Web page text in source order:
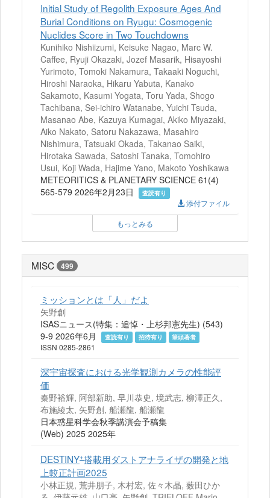
Initial Study of Regolith Exposure Ages And
Burial Conditions on Ryugu: Cosmogenic
Nuclides Score in Two Touchdowns
Kunihiko Nishiizumi, Keisuke Nagao, Marc W.
Caffee, Ryuji Okazaki, Jozef Masarik, Hisayoshi
Yurimoto, Tomoki Nakamura, Takaaki Noguchi,
Hiroshi Naraoka, Hikaru Yabuta, Kanako
Sakamoto, Kasumi Yogata, Toru Yada, Shogo
Tachibana, Sei-ichiro Watanabe, Yuichi Tsuda,
Masanao Abe, Kazuya Kumagai, Akiko Miyazaki,
Aiko Nakato, Satoru Nakazawa, Masahiro
Nishimura, Tatsuaki Okada, Takanao Saiki,
Hirotaka Sawada, Satoshi Tanaka, Tomohiro
Usui, Koji Wada, Hajime Yano, Makoto Yoshikawa
METEORITICS & PLANETARY SCIENCE 61(4)
565-579 2026年2月23日
査読有り
添付ファイル
もっとみる
MISC 499
ミッションとは「人」だよ
矢野創
ISASニュース(特集：追悼・上杉邦憲先生) (543)
9-9 2026年6月
査読有り 招待有り 筆頭著者
ISSN 0285-2861
深宇宙探査における光学観測カメラの性能評
価
秦野裕輝, 阿部新助, 早川恭史, 境武志, 柳澤正久,
布施綾太, 矢野創, 船瀬龍, 船瀬龍
日本惑星科学会秋季講演会予稿集
(Web) 2025 2025年
DESTINY+搭載用ダストアナライザの開発と地
上較正計画2025
小林正規, 荒井朋子, 木村宏, 佐々木晶, 薮田ひか